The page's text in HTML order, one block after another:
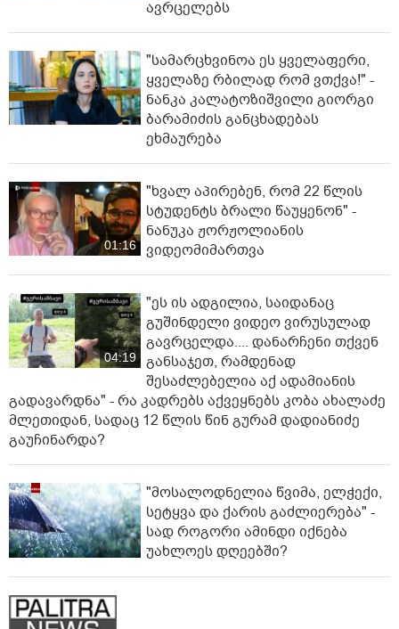
ავრცელებს
"სა­მარ­ცხვი­ნოა ეს ყვე­ლა­ფე­რი,
ყვე­ლა­ზე რბი­ლად რომ ვთქვა!" -
ნანკა კალატოზიშვილი გიორგი
ბარამიძის განცხადებას
ეხმაურება
01:16
"ხვალ აპირებენ, რომ 22 წლის
სტუდენტს ბრალი წაუყენონ" -
ნანუკა ჟორჟოლიანის
ვიდეომიმართვა
04:19
"ეს ის ადგილია, საიდანაც
გუშინდელი ვიდეო ვირუსულად
გავრცელდა.... დანარჩენი თქვენ
განსაჯეთ, რამდენად
შესაძლებელია აქ ადამიანის
გადავარდნა" - რა კადრებს აქვეყნებს კობა ახალაძე
მლეთიდან, სადაც 12 წლის წინ გურამ დადიანიძე
გაუჩინარდა?
"მოსალოდნელია წვიმა, ელჭექი,
სეტყვა და ქარის გაძლიერება" -
სად როგორი ამინდი იქნება
უახლოეს დღეებში?